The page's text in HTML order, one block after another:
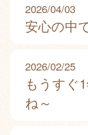
2026/04/03
安心の中
2026/02/25
もうすぐ
ね～